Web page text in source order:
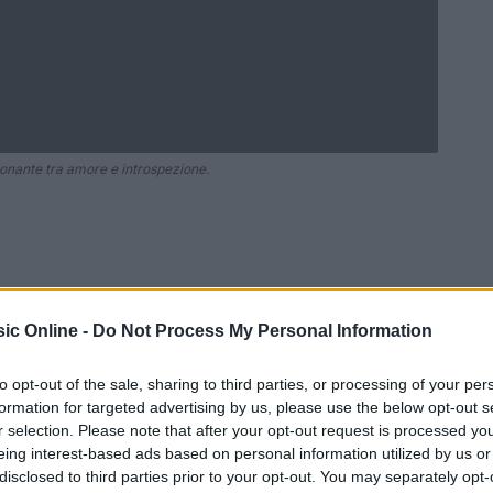
Online - Do Not Process My Personal Information
opt-out of the sale, sharing to third parties, or processing of your
for targeted advertising by us, please use the below opt-out
selection. Please note that after your opt-out request is processed
interest-based ads based on personal information utilized by us
to third parties prior to your opt-out. You may separately
tra amore e introspezione.
POWERED BYAdhubMedia